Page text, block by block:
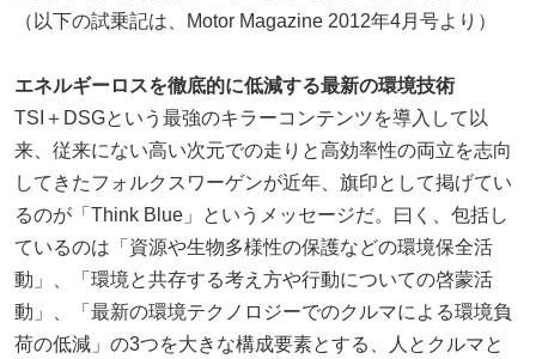
（以下の試乗記は、Motor Magazine 2012年4月号より）
エネルギーロスを徹底的に低減する最新の環境技術
TSI＋DSGという最強のキラーコンテンツを導入して以
来、従来にない高い次元での走りと高効率性の両立を志向
してきたフォルクスワーゲンが近年、旗印として掲げてい
るのが「Think Blue」というメッセージだ。曰く、包括し
ているのは「資源や生物多様性の保護などの環境保全活
動」、「環境と共存する考え方や行動についての啓蒙活
動」、「最新の環境テクノロジーでのクルマによる環境負
荷の低減」の3つを大きな構成要素とする、人とクルマと